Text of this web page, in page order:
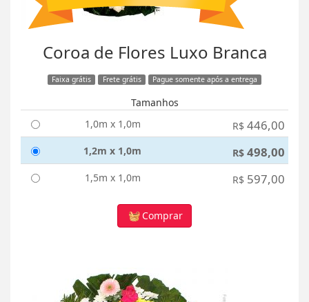
Coroa de Flores Luxo Branca
Faixa grátis Frete grátis Pague somente após a entrega
Tamanhos
1,0m x 1,0m
R$ 446,00
1,2m x 1,0m R$ 498,00
1,5m x 1,0m R$ 597,00
Comprar